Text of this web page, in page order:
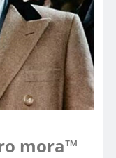
mora™